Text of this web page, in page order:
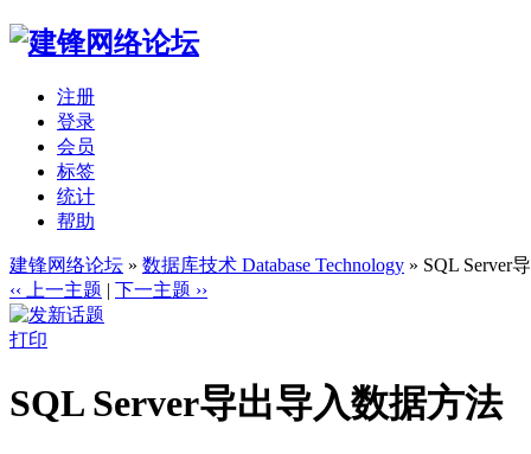
注册
登录
会员
标签
统计
帮助
建锋网络论坛 » 数据库技术 Database Technology » SQL Server
‹‹ 上一主题 | 下一主题 ››
打印
SQL Server导出导入数据方法